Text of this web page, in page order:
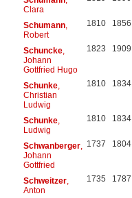
Clara
Schumann,
Robert
1810 1856
Schuncke,
Johann
Gottfried Hugo
1823 1909
Schunke,
Christian
Ludwig
1810 1834
Schunke,
Ludwig
1810 1834
Schwanberger,
Johann
Gottfried
1737 1804
Schweitzer,
Anton
1735 1787